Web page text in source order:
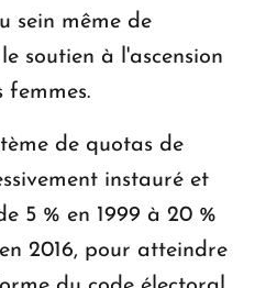
sein même de
soutien à l'ascension
femmes.
de quotas de
instauré et
5 % en 1999 à 20 %
2016, pour atteindre